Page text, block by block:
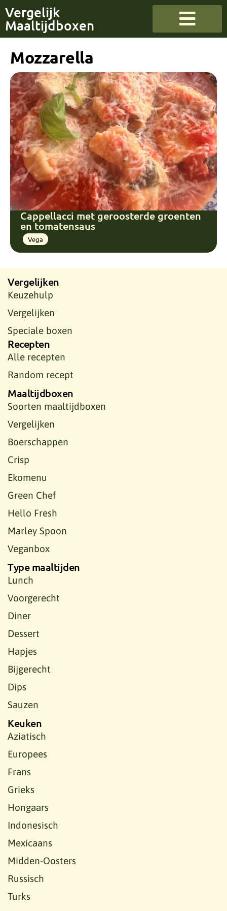
Vergelijk
Maaltijdboxen
Mozzarella
Cappellacci met geroosterde groenten
en tomatensaus
Vega
Vergelijken
Keuzehulp
Vergelijken
Speciale boxen
Recepten
Alle recepten
Random recept
Maaltijdboxen
Soorten maaltijdboxen
Vergelijken
Boerschappen
Crisp
Ekomenu
Green Chef
Hello Fresh
Marley Spoon
Veganbox
Type maaltijden
Lunch
Voorgerecht
Diner
Dessert
Hapjes
Bijgerecht
Dips
Sauzen
Keuken
Aziatisch
Europees
Frans
Grieks
Hongaars
Indonesisch
Mexicaans
Midden-Oosters
Russisch
Turks